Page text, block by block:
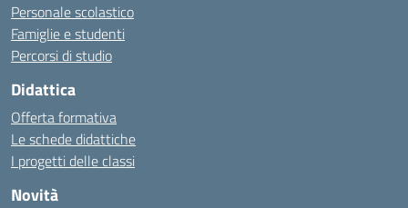
Personale scolastico
Famiglie e studenti
Percorsi di studio
Didattica
Offerta formativa
Le schede didattiche
I progetti delle classi
Novità